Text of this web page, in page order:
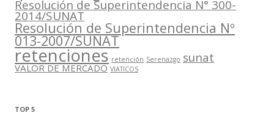
Resolución de Superintendencia N° 300-
2014/SUNAT
Resolución de Superintendencia Nº
013-2007/SUNAT
retenciones retención Serenazgo sunat
VALOR DE MERCADO VIATICOS
TOP 5